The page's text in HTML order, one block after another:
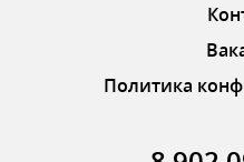
Политика